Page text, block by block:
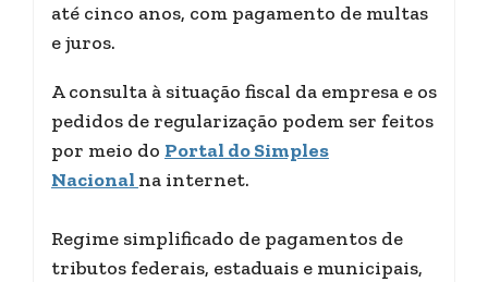
até cinco anos, com pagamento de multas
e juros.
A consulta à situação fiscal da empresa e os
pedidos de regularização podem ser feitos
por meio do Portal do Simples
Nacional na internet.
Regime simplificado de pagamentos de
tributos federais, estaduais e municipais,